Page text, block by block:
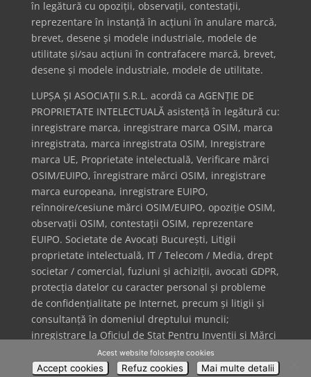
în legătură cu opoziții, observații, contestații,
reprezentare în instanță în acțiuni în anulare marcă,
brevet, desene și modele industriale, modele de
utilitate și/sau acțiuni în contrafacere marcă, brevet,
desene și modele industriale, modele de utilitate.
LUPȘA ȘI ASOCIAȚII S.R.L. acordă ca AGENȚIE DE
PROPRIETATE INTELECTUALĂ asistență în legătură cu:
inregistrare marca, inregistrare marca OSIM, marca
inregistrata, marca inregistrata OSIM, Inregistrare
marca UE, Proprietate intelectuală, Verificare mărci
OSIM/EUIPO, înregistrare mărci OSIM, inregistrare
marca europeana, inregistrare EUIPO,
reînnoire/cesiune mărci OSIM/EUIPO, opoziție OSIM,
observații OSIM, contestații OSIM, reprezentare
EUIPO. Societate de Avocați București, Litigii
proprietate intelectuală, IT / Telecom / Media, drept
societar / comercial, fuziuni și achiziții, avocati GDPR,
protecția datelor cu caracter personal și probleme
de confidențialitate pe Internet, precum și litigii și
consultanță în domeniul dreptului muncii;
inregistrare la Oficiul de Stat Pentru Invenții și Mărci
(OSIM) + inregistrare Oficiul European pentru Mărci
și Design (EUIPO); inregistrare marca internationala
Acest website folosește cookies
Accept cookies Refuz cookies Mai multe detalii